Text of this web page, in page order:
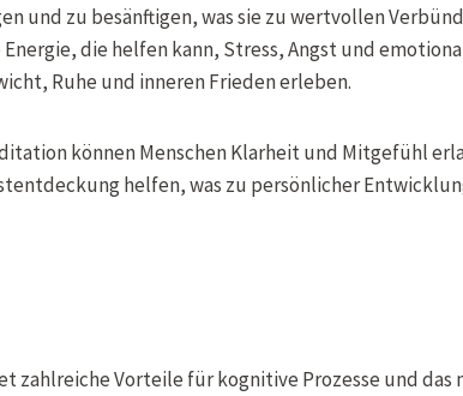
und zu besänftigen, was sie zu wertvollen
die helfen kann, Stress, Angst und
Ruhe und inneren Frieden erleben.
können Menschen Klarheit und Mitgefühl
helfen, was zu persönlicher
zahlreiche Vorteile für kognitive Prozesse und